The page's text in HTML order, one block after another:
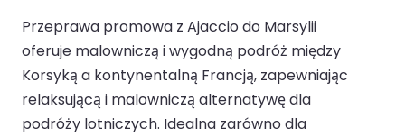
Przeprawa promowa z Ajaccio do Marsylii
oferuje malowniczą i wygodną podróż między
Korsyką a kontynentalną Francją, zapewniając
relaksującą i malowniczą alternatywę dla
podróży lotniczych. Idealna zarówno dla